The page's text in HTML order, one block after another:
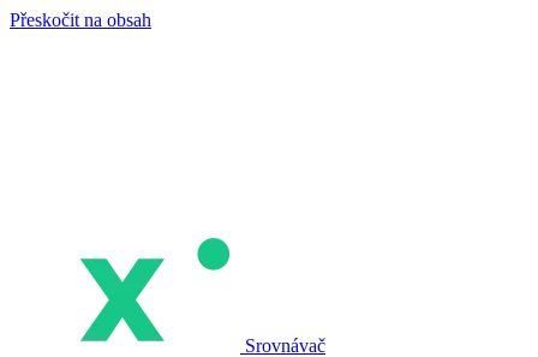
Přeskočit na obsah
Srovnávač